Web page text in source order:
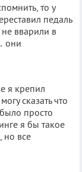
то у
педаль
вварили в
они
я крепил
сказать что
просто
я бы такое
но все